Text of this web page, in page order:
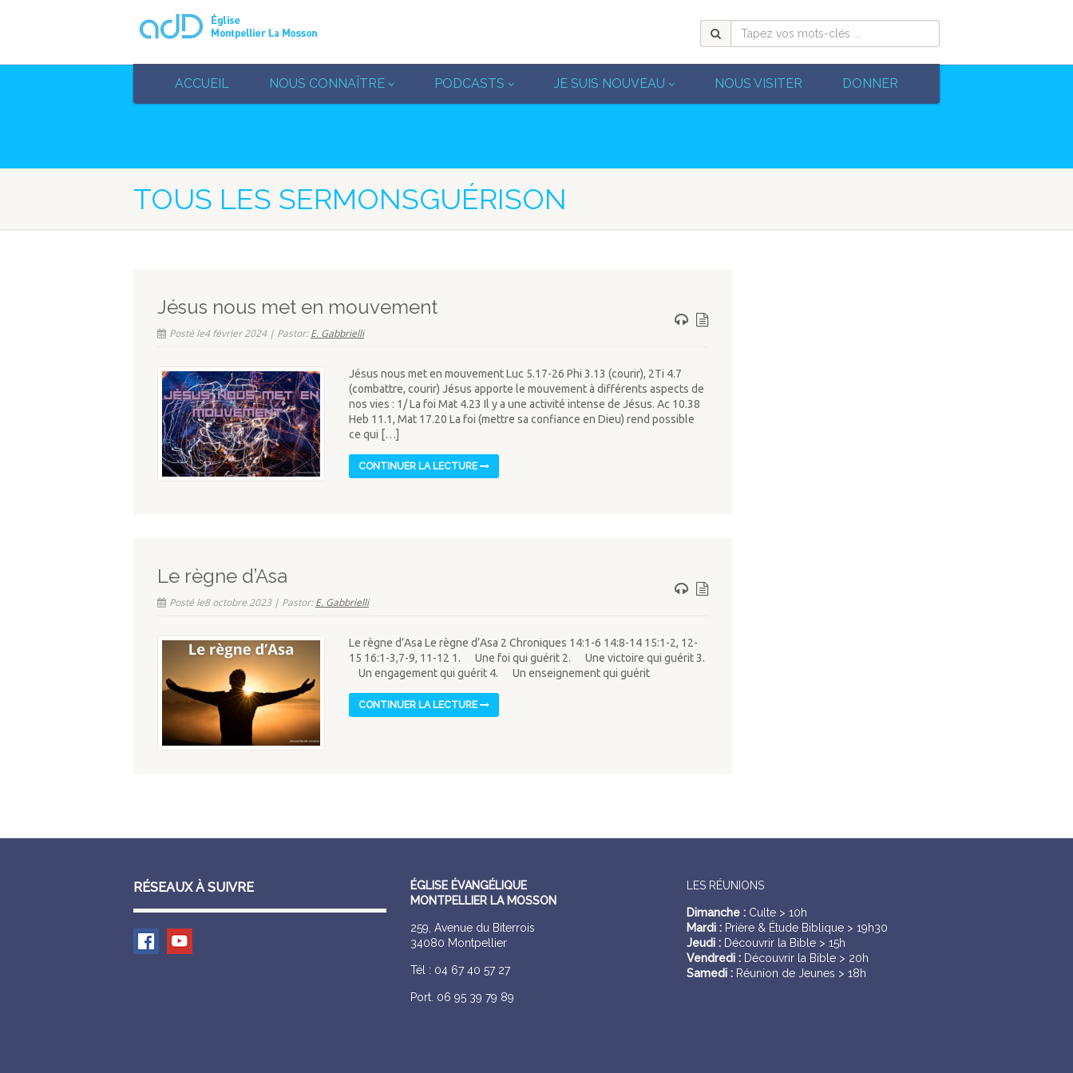
ACCUEIL NOUS CONNAÎTRE PODCASTS JE SUIS NOUVEAU NOUS VISITER DONNER
TOUS LES SERMONSGUÉRISON
Jésus nous met en mouvement
Posté le4 février 2024 | Pastor:E. Gabbrielli
Jésus nous met en mouvement Luc 5.17-26 Phi 3.13 (courir), 2Ti 4.7
(combattre, courir) Jésus apporte le mouvement à différents aspects de
nos vies : 1/ La foi Mat 4.23 Il y a une activité intense de Jésus. Ac 10.38
Heb 11.1, Mat 17.20 La foi (mettre sa confiance en Dieu) rend possible
ce qui […]
CONTINUER LA LECTURE
Le règne d’Asa
Posté le8 octobre 2023 | Pastor:E. Gabbrielli
Le règne d’Asa Le règne d’Asa 2 Chroniques 14:1-6 14:8-14 15:1-2, 12-
15 16:1-3,7-9, 11-12 1. Une foi qui guérit 2. Une victoire qui guérit 3.
Un engagement qui guérit 4. Un enseignement qui guérit
CONTINUER LA LECTURE
RÉSEAUX À SUIVRE
ÉGLISE ÉVANGÉLIQUE
MONTPELLIER LA MOSSON
259, Avenue du Biterrois
34080 Montpellier
Tél : 04 67 40 57 27
Port. 06 95 39 79 89
LES RÉUNIONS
Dimanche : Culte > 10h
Mardi : Prière & Étude Biblique > 19h30
Jeudi : Découvrir la Bible > 15h
Vendredi : Découvrir la Bible > 20h
Samedi : Réunion de Jeunes > 18h